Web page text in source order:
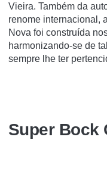
Vieira. Também da
renome internacional,
Nova foi construída
harmonizando-se de
sempre lhe ter
Super Bock